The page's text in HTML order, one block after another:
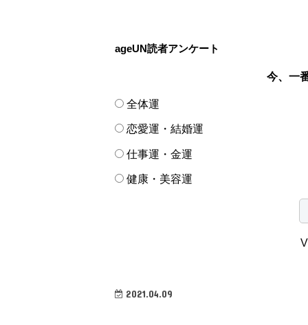
ageUN読者アンケート
今、一
全体運
恋愛運・結婚運
仕事運・金運
健康・美容運
2021.04.09